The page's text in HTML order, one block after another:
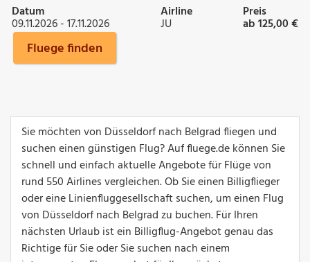
Datum
09.11.2026 - 17.11.2026
Airline
JU
Preis
ab 125,00 €
Fluege finden
Sie möchten von Düsseldorf nach Belgrad fliegen und
suchen einen günstigen Flug? Auf fluege.de können Sie
schnell und einfach aktuelle Angebote für Flüge von
rund 550 Airlines vergleichen. Ob Sie einen Billigflieger
oder eine Linienfluggesellschaft suchen, um einen Flug
von Düsseldorf nach Belgrad zu buchen. Für Ihren
nächsten Urlaub ist ein Billigflug-Angebot genau das
Richtige für Sie oder Sie suchen nach einem